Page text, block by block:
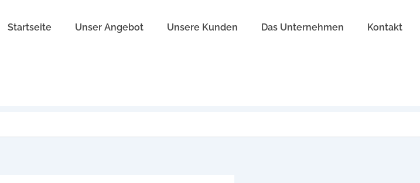
Startseite Unser Angebot Unsere Kunden Das Unternehmen Kontakt